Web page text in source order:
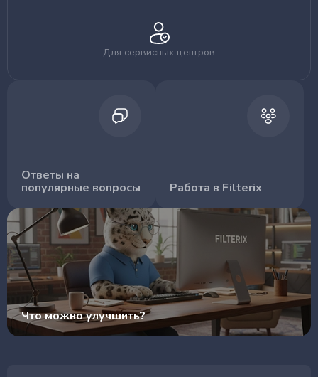
Для сервисных центров
Ответы на
популярные вопросы
Работа в Filterix
Что можно улучшить?